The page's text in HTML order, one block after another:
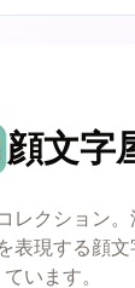
顔文字
レクション
表現する顔
ています。